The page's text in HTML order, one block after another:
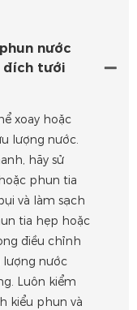
nước
đích tưới
xoay hoặc
lượng nước.
hãy sử
phun tia
và làm sạch
tia hẹp hoặc
điều chỉnh
lượng nước
Luôn kiểm
kiểu phun và